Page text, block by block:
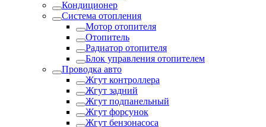
Кондиционер
Система отопления
Мотор отопителя
Отопитель
Радиатор отопителя
Блок управления отопителем
Проводка авто
Жгут контроллера
Жгут задний
Жгут подпанельный
Жгут форсунок
Жгут бензонасоса